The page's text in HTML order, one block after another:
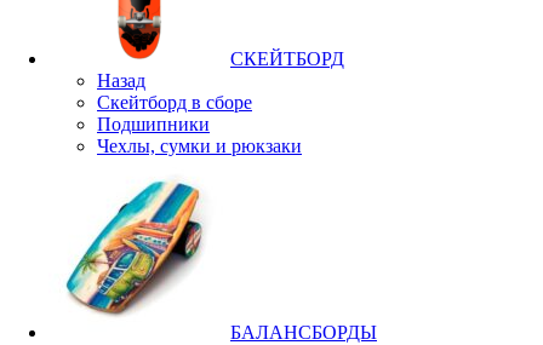
СКЕЙТБОРД
Назад
Скейтборд в сборе
Подшипники
Чехлы, сумки и рюкзаки
БАЛАНСБОРДЫ